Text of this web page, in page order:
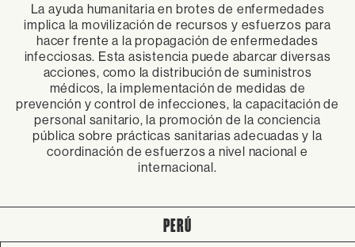
La ayuda humanitaria en brotes de enfermedades
implica la movilización de recursos y esfuerzos para
hacer frente a la propagación de enfermedades
infecciosas. Esta asistencia puede abarcar diversas
acciones, como la distribución de suministros
médicos, la implementación de medidas de
prevención y control de infecciones, la capacitación de
personal sanitario, la promoción de la conciencia
pública sobre prácticas sanitarias adecuadas y la
coordinación de esfuerzos a nivel nacional e
internacional.
PERÚ